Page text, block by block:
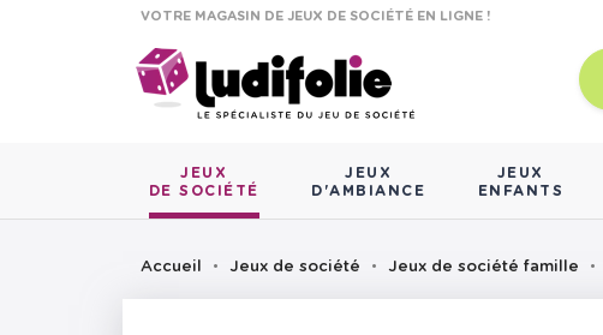
VOTRE MAGASIN DE JEUX DE SOCIÉTÉ EN LIGNE !
JEUX
DE SOCIÉTÉ
JEUX
D'AMBIANCE
JEUX
ENFANTS
Accueil Jeux de société Jeux de société famille